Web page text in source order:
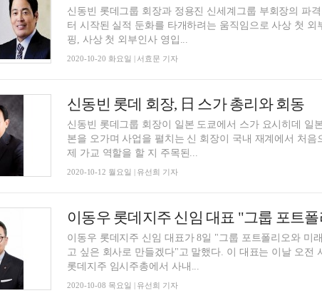
신동빈 롯데그룹 회장과 정용진 신세계그룹 부회장의 파
터 시작된 실적 둔화를 타개하려는 움직임으로 사상 첫
핑, 사상 첫 외부인사 영입...
2020-10-20 화요일 | 서효문 기자
신동빈 롯데 회장, 日 스가 총리와 회동
신동빈 롯데그룹 회장이 일본 도쿄에서 스가 요시히데 일
본을 오가며 사업을 펼치는 신 회장이 국내 재계에서 처음
제 가교 역할을 할 지 주목된...
2020-10-12 월요일 | 유선희 기자
이동우 롯데지주 신임 대표가 8일 "그룹 포트폴리오와 미
고 싶은 회사로 만들겠다"고 말했다. 이 대표는 이날 오전
롯데지주 임시주총에서 사내...
2020-10-08 목요일 | 유선희 기자